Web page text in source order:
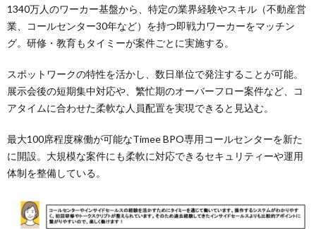
1340万人のワーカー基盤から、特定の業界経験やスキル（不動産営
業、コールセンター30年など）を持つ即戦力ワーカーをマッチン
グ。研修・教育もタイミーが案件ごとに実施する。
スポットワークの特性を活かし、数日単位で発注することが可能。
展示会後の短期集中対応や、繁忙期のオーバーフロー案件など、コ
アタイムに合わせた柔軟な人員配置を実現できると見込む。
最大100席程度稼働が可能なTimee BPO専用コールセンターを新た
に開設。大規模な案件にも柔軟に対応できるセキュリティーや運用
体制を整備している。